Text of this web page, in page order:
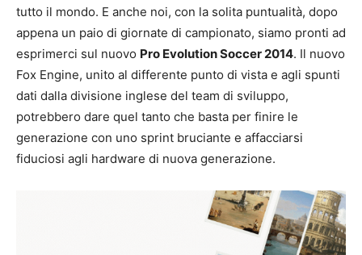
tutto il mondo. E anche noi, con la solita puntualità, dopo
appena un paio di giornate di campionato, siamo pronti ad
esprimerci sul nuovo Pro Evolution Soccer 2014. Il nuovo
Fox Engine, unito al differente punto di vista e agli spunti
dati dalla divisione inglese del team di sviluppo,
potrebbero dare quel tanto che basta per finire le
generazione con uno sprint bruciante e affacciarsi
fiduciosi agli hardware di nuova generazione.